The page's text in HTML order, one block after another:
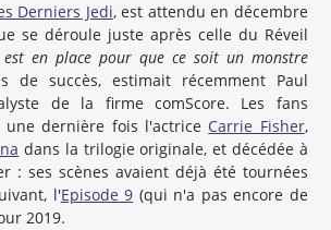
Derniers Jedi, est attendu en décembre
se déroule juste après celle du Réveil
est en place pour que ce soit un monstre
de succès, estimait récemment Paul
de la firme comScore. Les fans
dernière fois l'actrice Carrie Fisher,
dans la trilogie originale, et décédée à
: ses scènes avaient déjà été tournées
l'Episode 9 (qui n'a pas encore de
2019.